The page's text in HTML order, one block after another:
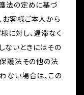
法の定めに基づ
お客様ご本人から
に対し、遅滞なく
ないときにはその
保護法その他の法
ない場合は、この